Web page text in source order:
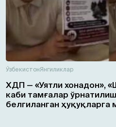
ЎзбекистонЯнгиликлар
ХДП — «Уятли хонадон»,
каби тамғалар
белгиланган ҳуқуқларга